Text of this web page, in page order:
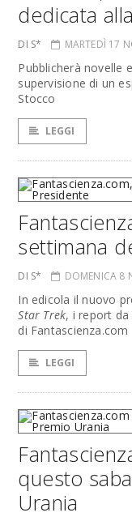
dedicata
DI S* MARTEDÌ 17
Pubblicherà novelle
supervisione di un
Stocco
LEGGI
settimana
DI S* DOMENICA 8
In edicola il nuovo
Star Trek, i report da
di Fantascienza.com
LEGGI
questo
Urania